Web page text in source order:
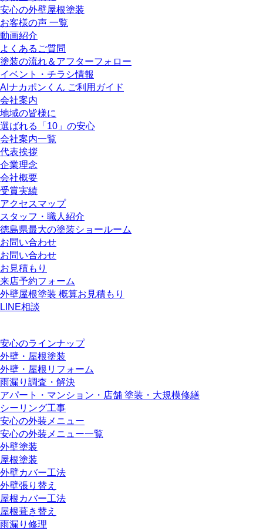
安心の外壁屋根塗装
お客様の声 一覧
動画紹介
よくあるご質問
塗装の流れ＆アフターフォロー
イベント・チラシ情報
AIナカポンくん ご利用ガイド
会社案内
地域の皆様に
選ばれる「10」の安心
会社案内一覧
代表挨拶
企業理念
会社概要
受賞実績
アクセスマップ
スタッフ・職人紹介
徳島県最大の塗装ショールーム
お問い合わせ
お問い合わせ
お見積もり
来店予約フォーム
外壁屋根塗装 概算お見積もり
LINE相談
安心のラインナップ
外壁・屋根塗装
外壁・屋根リフォーム
雨漏り調査・解決
アパート・マンション・店舗 塗装・大規模修繕
シーリング工事
安心の外装メニュー
安心の外装メニュー一覧
外壁塗装
屋根塗装
外壁カバー工法
外壁張り替え
屋根カバー工法
屋根葺き替え
雨漏り修理